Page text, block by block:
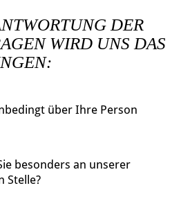
DER
WIRD UNS DAS
über Ihre Person
besonders an unserer
Stelle?